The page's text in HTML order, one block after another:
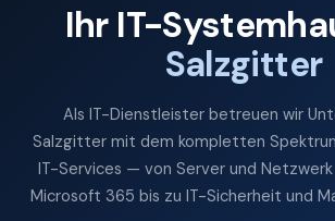
Ihr IT-
Salzgitter
Als IT-Dienstleister betreuen wir
Salzgitter mit dem kompletten
IT-Services — von Server und Netzwerk
Microsoft 365 bis zu IT-Sicherheit und